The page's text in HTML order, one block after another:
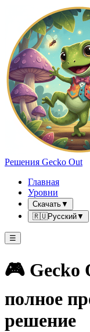
Решения Gecko Out
Главная
Уровни
Скачать▼
🇷🇺Русский▼
☰
🎮 Gecko
полное
решение